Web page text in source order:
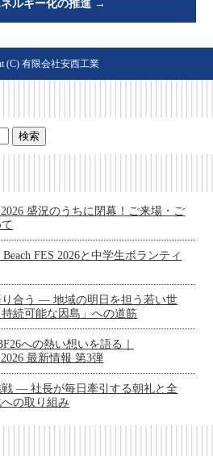
ルギー化の推進 →
(C) 有限会社安西工業
盛況のうちに閉幕！ご来場・ご
FES 2026と中学生ボランティ
合う ― 地域の明日を担う若い世
続可能な因島」への道筋
への熱い想いを語る｜
最新情報 第3弾
― 社長が毎日牽引する朝礼と全
の取り組み